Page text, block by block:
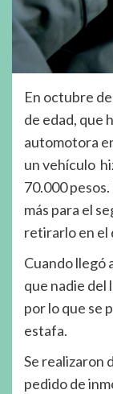
En octubre
de edad, que
automotora
un vehículo
70.000
más para el
retirarlo en el
Cuando llegó
que nadie del
por lo que se
Se realizaron
pedido de